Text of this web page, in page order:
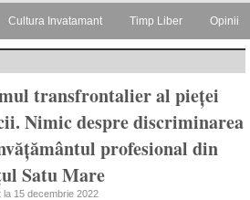
Cultura Invatamant Timp Liber Opinii
transfrontalier al pieței
Nimic despre discriminarea
profesional din
Satu Mare
la 15 decembrie 2022